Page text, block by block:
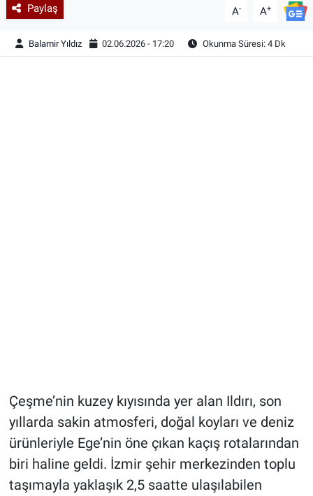
Paylaş A- A+
Balamir Yıldız 02.06.2026 - 17:20 Okunma Süresi: 4 Dk
Çeşme’nin kuzey kıyısında yer alan Ildırı, son
yıllarda sakin atmosferi, doğal koyları ve deniz
ürünleriyle Ege’nin öne çıkan kaçış rotalarından
biri haline geldi. İzmir şehir merkezinden toplu
taşımayla yaklaşık 2,5 saatte ulaşılabilen